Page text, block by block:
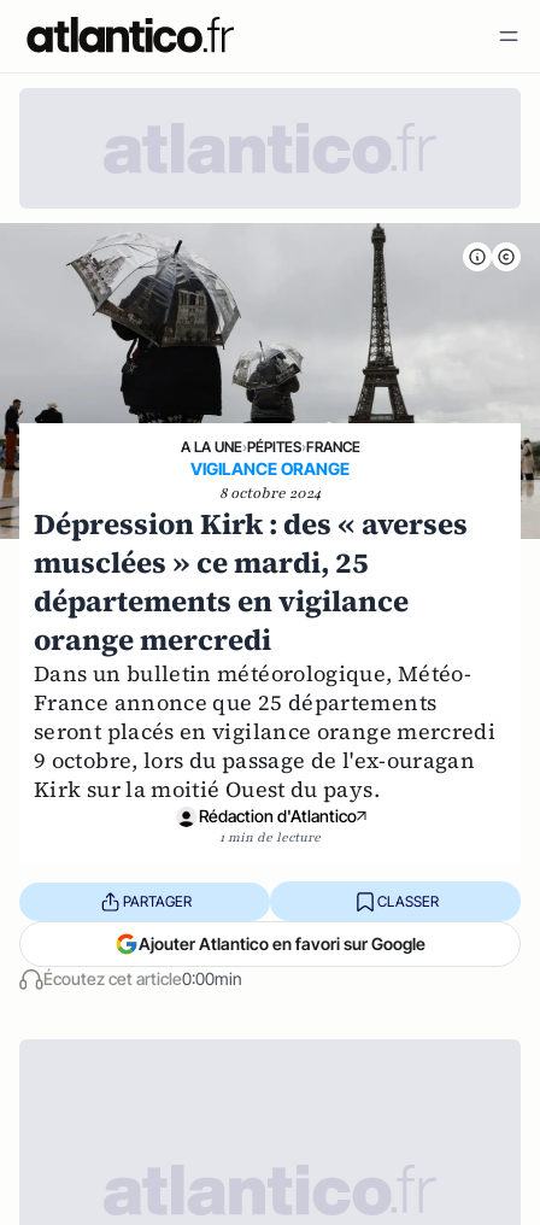
A LA UNE›PÉPITES›FRANCE
VIGILANCE ORANGE
8 octobre 2024
Dépression Kirk : des « averses
musclées » ce mardi, 25
départements en vigilance
orange mercredi
Dans un bulletin météorologique, Météo-
France annonce que 25 départements
seront placés en vigilance orange mercredi
9 octobre, lors du passage de l'ex-ouragan
Kirk sur la moitié Ouest du pays.
Rédaction d'Atlantico
1 min de lecture
Écoutez cet article0:00min
PARTAGER CLASSER
Ajouter Atlantico en favori sur Google